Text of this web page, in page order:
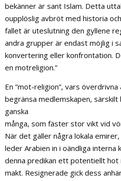
bekänner är sant Islam. Detta
oupplöslig avbröt med historia
fallet är uteslutning den gyllene
andra grupper är endast möjlig i
konvertering eller konfrontation.
en motreligion.”
En ”mot-religion”, vars
begränsa medlemskapen, särskilt
ganska
många, som fäster stor vikt vid
När det gäller några lokala
leder Arabien in i oändliga interna
denna predikan ett potentiellt hot
makt. Resignerade gick dess